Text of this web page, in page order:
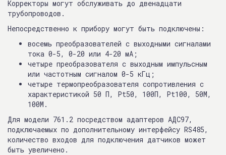
Корректоры могут обслуживать до двенадцати
трубопроводов.
Непосредственно к прибору могут быть подключены:
восемь преобразователей с выходными сигналами
тока 0-5, 0-20 или 4-20 мА;
четыре преобразователя с выходным импульсным
или частотным сигналом 0-5 кГц;
четыре термопреобразователя сопротивления с
характеристикой 50 П, Pt50, 100П, Pt100, 50М,
100М.
Для модели 761.2 посредством адаптеров АДС97,
подключаемых по дополнительному интерфейсу RS485,
количество входов для подключения датчиков может
быть увеличено.